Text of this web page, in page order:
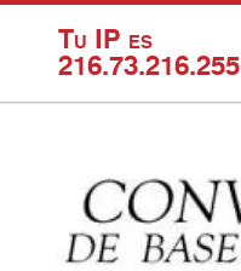
Tu IP es
216.73.216.255